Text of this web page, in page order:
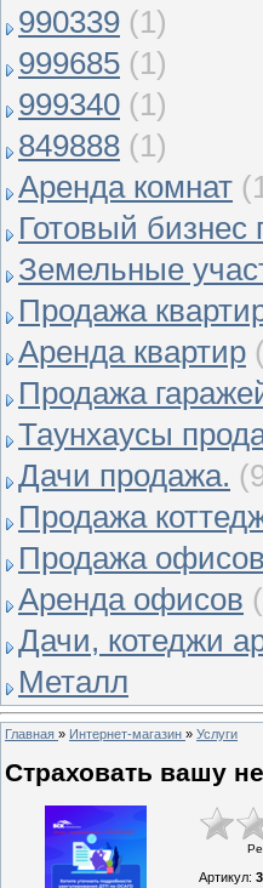
990339 (1)
999685 (1)
999340 (1)
849888 (1)
Аренда комнат
Готовый бизнес
Земельные
Продажа
Аренда квартир
Продажа
Таунхаусы
Дачи продажа.
Продажа
Продажа
Аренда офисов
Дачи, котеджи
Металл
Главная » Интернет-магазин » Услуги
Страховать вашу
Артикул: